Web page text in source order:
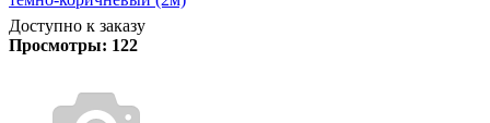
Доступно к заказу
Просмотры: 122